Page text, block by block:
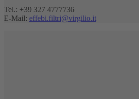
Tel.: +39 327 4777736
E-Mail: effebi.filtri@virgilio.it